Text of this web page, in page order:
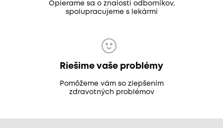
Opierame sa o znalosti odborníkov,
spolupracujeme s lekármi
Riešime vaše problémy
Pomôžeme vám so zlepšením
zdravotných problémov